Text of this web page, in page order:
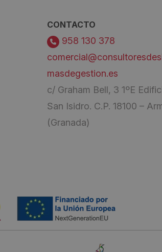
CONTACTO
958 130 378
masdegestion.es
c/ Graham Bell, 3 1ºE
San Isidro. C.P. 18100 –
(Granada)